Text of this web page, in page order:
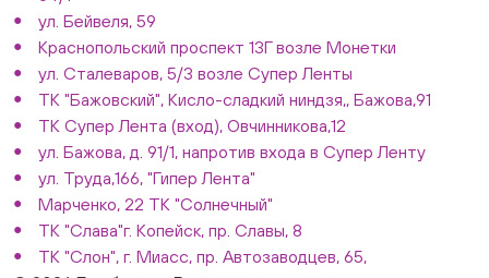
ул. Бейвеля, 59
Краснопольский проспект 13Г возле Монетки
ул. Сталеваров, 5/3 возле Супер Ленты
ТК "Бажовский", Кисло-сладкий ниндзя,, Бажова,91
ТК Супер Лента (вход), Овчинникова,12
ул. Бажова, д. 91/1, напротив входа в Супер Ленту
ул. Труда,166, "Гипер Лента"
Марченко, 22 ТК "Солнечный"
ТК "Слава"г. Копейск, пр. Славы, 8
ТК "Слон", г. Миасс, пр. Автозаводцев, 65,